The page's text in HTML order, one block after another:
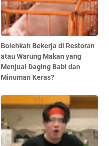
Bolehkah Bekerja di Restoran
atau Warung Makan yang
Menjual Daging Babi dan
Minuman Keras?